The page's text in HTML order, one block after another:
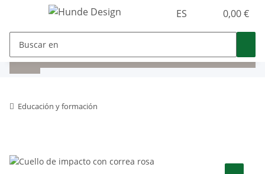
ES 0,00 €
Educación y formación